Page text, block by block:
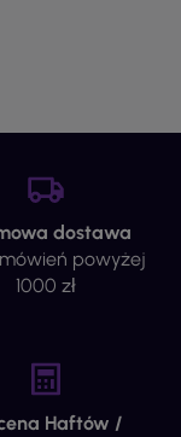
dostawa
powyżej
1000 zł
Haftów /